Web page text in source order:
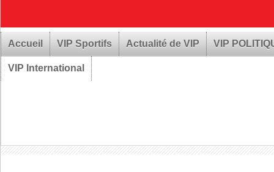
Accueil VIP Sportifs Actualité de VIP VIP
VIP International